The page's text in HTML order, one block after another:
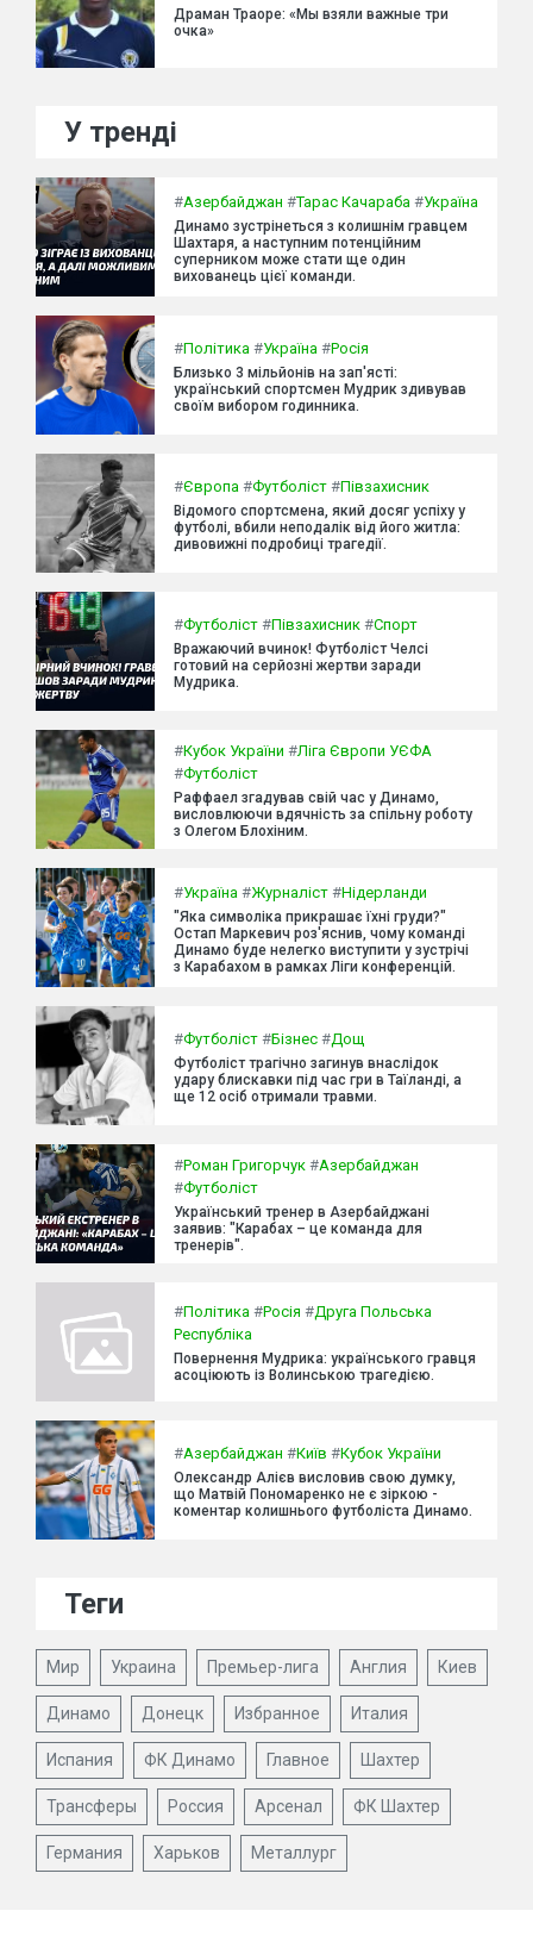
Драман Траоре: «Мы взяли важные три
очка»
У тренді
#Азербайджан #Тарас Качараба #Україна
Динамо зустрінеться з колишнім гравцем
Шахтаря, а наступним потенційним
суперником може стати ще один
вихованець цієї команди.
#Політика #Україна #Росія
Близько 3 мільйонів на зап'ясті:
український спортсмен Мудрик здивував
своїм вибором годинника.
#Європа #Футболіст #Півзахисник
Відомого спортсмена, який досяг успіху у
футболі, вбили неподалік від його житла:
дивовижні подробиці трагедії.
#Футболіст #Півзахисник #Спорт
Вражаючий вчинок! Футболіст Челсі
готовий на серйозні жертви заради
Мудрика.
#Кубок України #Ліга Європи УЄФА
#Футболіст
Раффаел згадував свій час у Динамо,
висловлюючи вдячність за спільну роботу
з Олегом Блохіним.
#Україна #Журналіст #Нідерланди
"Яка символіка прикрашає їхні груди?"
Остап Маркевич роз'яснив, чому команді
Динамо буде нелегко виступити у зустрічі
з Карабахом в рамках Ліги конференцій.
#Футболіст #Бізнес #Дощ
Футболіст трагічно загинув внаслідок
удару блискавки під час гри в Таїланді, а
ще 12 осіб отримали травми.
#Роман Григорчук #Азербайджан
#Футболіст
Український тренер в Азербайджані
заявив: "Карабах – це команда для
тренерів".
#Політика #Росія #Друга Польська
Республіка
Повернення Мудрика: українського гравця
асоціюють із Волинською трагедією.
#Азербайджан #Київ #Кубок України
Олександр Алієв висловив свою думку,
що Матвій Пономаренко не є зіркою -
коментар колишнього футболіста Динамо.
Теги
Мир Украина Премьер-лига Англия Киев
Динамо Донецк Избранное Италия
Испания ФК Динамо Главное Шахтер
Трансферы Россия Арсенал ФК Шахтер
Германия Харьков Металлург